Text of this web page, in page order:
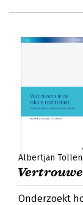
Albertjan
Onderzoekt